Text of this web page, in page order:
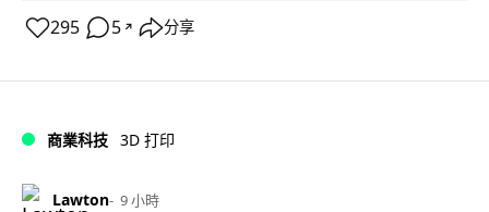
295 5 ↗ 分享
商業科技 3D 打印
Lawton 9 小時